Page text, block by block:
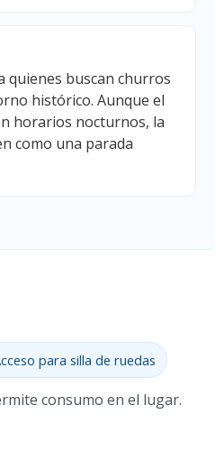
quienes buscan churros
histórico. Aunque el
horarios nocturnos, la
como una parada
para silla de ruedas
consumo en el lugar.